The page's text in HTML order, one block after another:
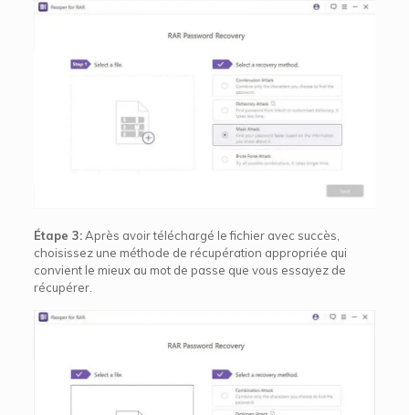
Étape 3:Après avoir téléchargé le fichier avec succès,
choisissez une méthode de récupération appropriée qui
convient le mieux au mot de passe que vous essayez de
récupérer.